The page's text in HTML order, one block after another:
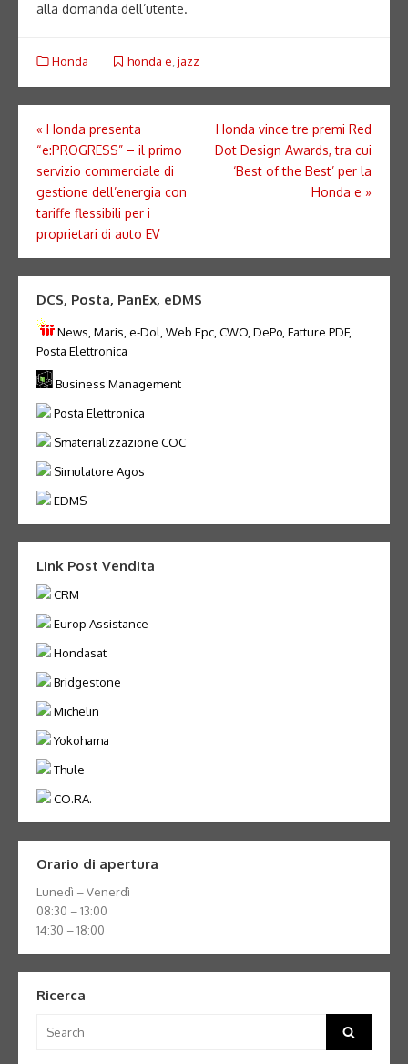
alla domanda dell’utente.
Honda honda e jazz
Navigazione
articoli
« Honda presenta
“e:PROGRESS” – il primo
servizio commerciale di
gestione dell’energia con
tariffe flessibili per i
proprietari di auto EV
Honda vince tre premi Red
Dot Design Awards, tra cui
‘Best of the Best’ per la
Honda e »
DCS, Posta, PanEx, eDMS
News, Maris, e-Dol, Web Epc, CWO, DePo, Fatture PDF,
Posta Elettronica
Business Management
Posta Elettronica
Smaterializzazione COC
Simulatore Agos
EDMS
Link Post Vendita
CRM
Europ Assistance
Hondasat
Bridgestone
Michelin
Yokohama
Thule
CO.RA.
Orario di apertura
Lunedì – Venerdì
08:30 – 13:00
14:30 – 18:00
Ricerca
for:
Search